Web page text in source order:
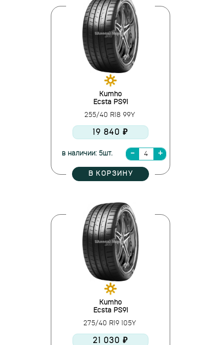
Kumho
Ecsta PS91
255/40 R18 99Y
19 840 ₽
в наличии: 5шт.
В КОРЗИНУ
Kumho
Ecsta PS91
275/40 R19 105Y
21 030 ₽